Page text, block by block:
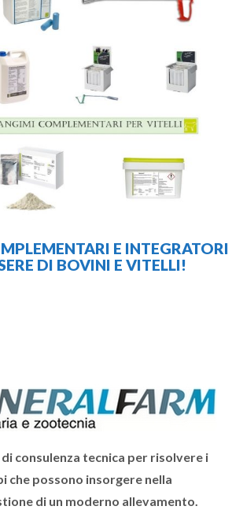
E INTEGRATORI
DI BOVINI E VITELLI!
consulenza tecnica per risolvere i
che possono insorgere nella
di un moderno allevamento.